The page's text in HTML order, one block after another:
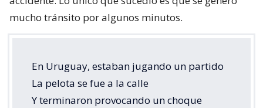
mucho tránsito por algunos minutos.
En Uruguay, estaban jugando un partido
La pelota se fue a la calle
Y terminaron provocando un choque